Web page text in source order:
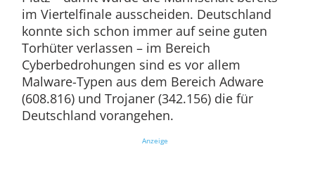
im Viertelfinale ausscheiden. Deutschland
konnte sich schon immer auf seine guten
Torhüter verlassen – im Bereich
Cyberbedrohungen sind es vor allem
Malware-Typen aus dem Bereich Adware
(608.816) und Trojaner (342.156) die für
Deutschland vorangehen.
Anzeige